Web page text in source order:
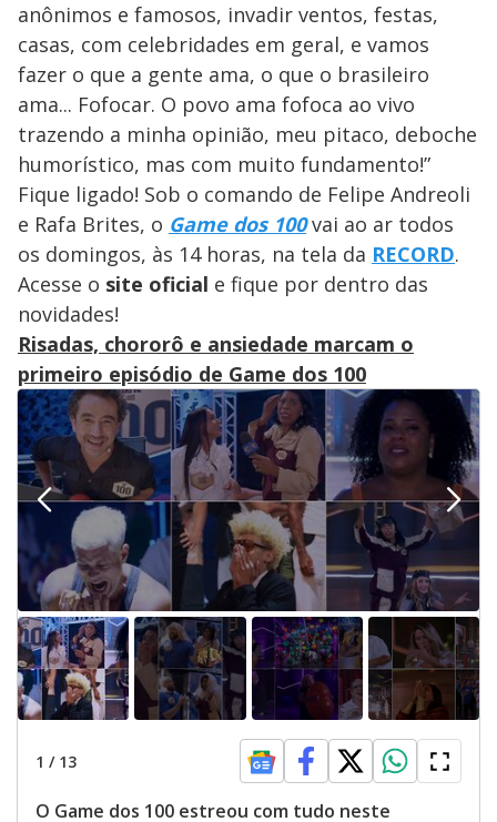
anônimos e famosos, invadir ventos, festas,
casas, com celebridades em geral, e vamos
fazer o que a gente ama, o que o brasileiro
ama... Fofocar. O povo ama fofoca ao vivo
trazendo a minha opinião, meu pitaco, deboche
humorístico, mas com muito fundamento!”
Fique ligado! Sob o comando de Felipe Andreoli
e Rafa Brites, o Game dos 100vai ao ar todos
os domingos, às 14 horas, na tela da RECORD.
Acesse o site oficial e fique por dentro das
novidades!
Risadas, chororô e ansiedade marcam o
primeiro episódio de Game dos 100
1 / 13
O Game dos 100 estreou com tudo neste